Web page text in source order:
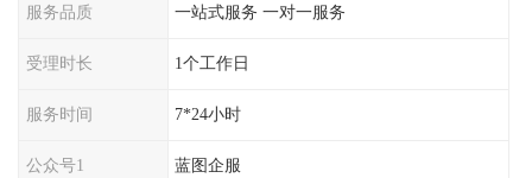
服务品质 一站式服务 一对一服务
受理时长 1个工作日
服务时间 7*24小时
公众号1 蓝图企服